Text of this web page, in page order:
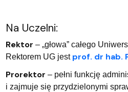
Na Uczelni:
Rektor – „głowa” całego
Rektorem UG jest prof. dr hab.
Prorektor – pełni funkcję
i zajmuje się przydzielonymi